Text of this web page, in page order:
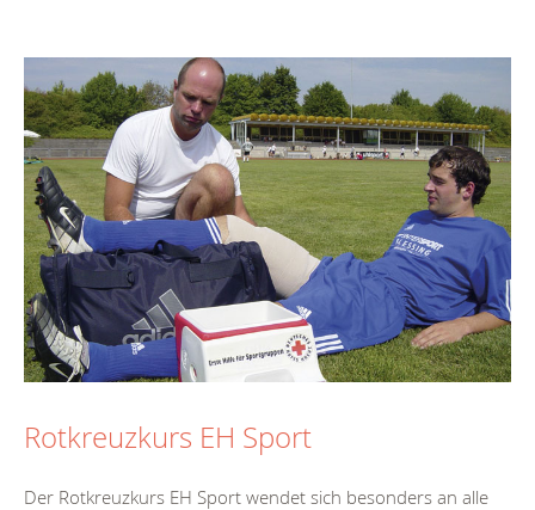
Rotkreuzkurs EH Sport
Der Rotkreuzkurs EH Sport wendet sich besonders an alle